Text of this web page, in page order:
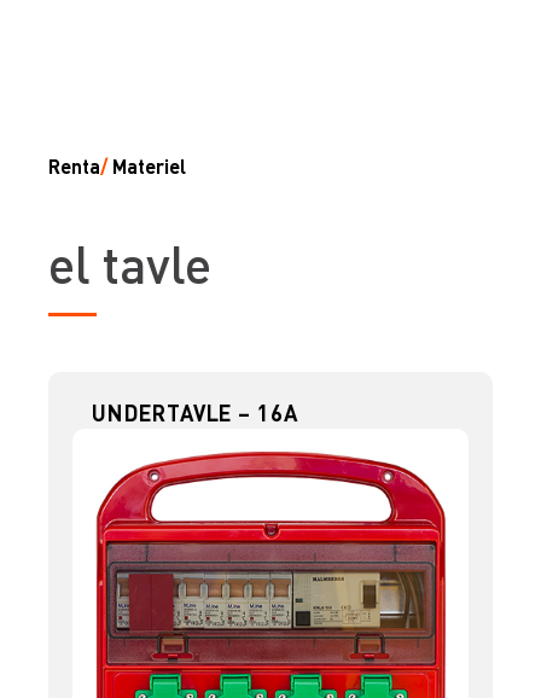
Renta/ Materiel
el tavle
UNDERTAVLE – 16A